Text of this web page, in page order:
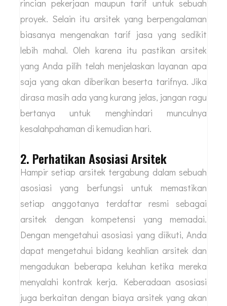
rincian pekerjaan maupun tarif untuk sebuah
proyek. Selain itu arsitek yang berpengalaman
biasanya mengenakan tarif jasa yang sedikit
lebih mahal. Oleh karena itu pastikan arsitek
yang Anda pilih telah menjelaskan layanan apa
saja yang akan diberikan beserta tarifnya. Jika
dirasa masih ada yang kurang jelas, jangan ragu
bertanya untuk menghindari munculnya
kesalahpahaman di kemudian hari.
2. Perhatikan Asosiasi Arsitek
Hampir setiap arsitek tergabung dalam sebuah
asosiasi yang berfungsi untuk memastikan
setiap anggotanya terdaftar resmi sebagai
arsitek dengan kompetensi yang memadai.
Dengan mengetahui asosiasi yang diikuti, Anda
dapat mengetahui bidang keahlian arsitek dan
mengadukan beberapa keluhan ketika mereka
menyalahi kontrak kerja. Keberadaan asosiasi
juga berkaitan dengan biaya arsitek yang akan